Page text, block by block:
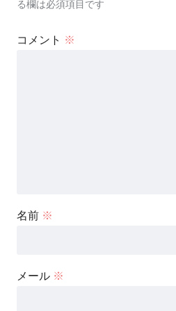
る欄は必須項目です
コメント ※
名前 ※
メール ※